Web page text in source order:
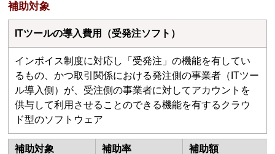
補助対象
ITツールの導⼊費⽤（受発注ソフト）
インボイス制度に対応し「受発注」の機能を有してい
るもの、かつ取引関係における発注側の事業者（ITツー
ル導入側）が、受注側の事業者に対してアカウントを
供与して利⽤させることのできる機能を有するクラウ
ド型のソフトウェア
補助対象 補助率
補助額